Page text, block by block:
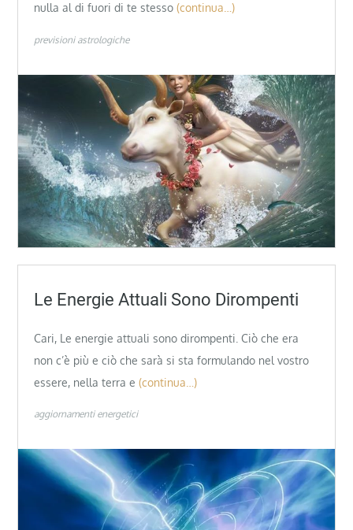
nulla al di fuori di te stesso (continua…)
previsioni astrologiche
Le Energie Attuali Sono Dirompenti
Cari, Le energie attuali sono dirompenti. Ciò che era
non c’è più e ciò che sarà si sta formulando nel vostro
essere, nella terra e (continua…)
aggiornamenti energetici